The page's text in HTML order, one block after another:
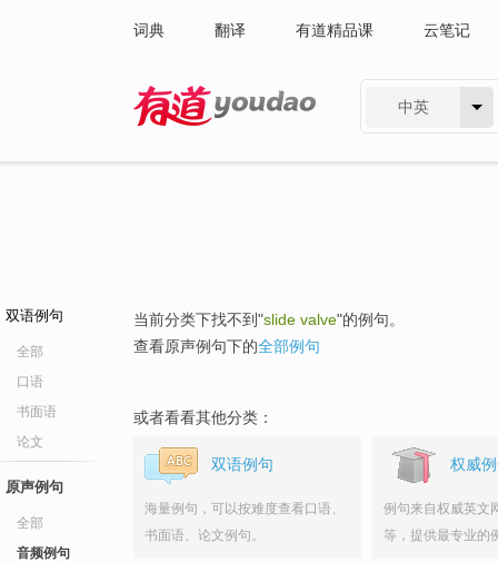
词典 翻译 有道精品课 云笔记
中英
双语例句
全部
口语
书面语
论文
原声例句
全部
音频例句
当前分类下找不到"slide valve"的例句。
查看原声例句下的全部例句
或者看看其他分类：
双语例句
海量例句，可以按难度查看口语、
书面语、论文例句。
权威
例句来自权威英文
等，提供最专业的